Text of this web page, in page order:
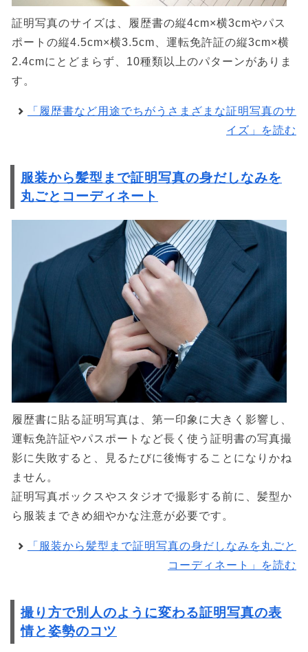
証明写真のサイズは、履歴書の縦4cm×横3cmやパス
ポートの縦4.5cm×横3.5cm、運転免許証の縦3cm×横
2.4cmにとどまらず、10種類以上のパターンがありま
す。
「履歴書など用途でちがうさまざまな証明写真のサ
イズ」を読む
服装から髪型まで証明写真の身だしなみを
丸ごとコーディネート
履歴書に貼る証明写真は、第一印象に大きく影響し、
運転免許証やパスポートなど長く使う証明書の写真撮
影に失敗すると、見るたびに後悔することになりかね
ません。
証明写真ボックスやスタジオで撮影する前に、髪型か
ら服装まできめ細やかな注意が必要です。
「服装から髪型まで証明写真の身だしなみを丸ごと
コーディネート」を読む
撮り方で別人のように変わる証明写真の表
情と姿勢のコツ